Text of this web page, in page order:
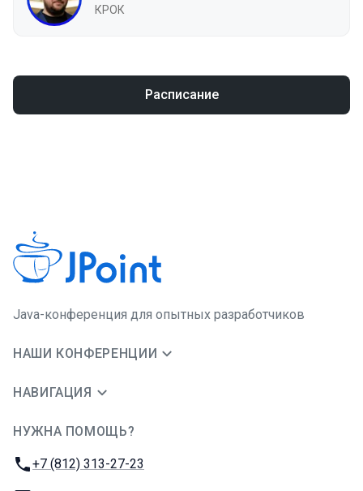
КРОК
Расписание
Java-конференция для опытных разработчиков
НАШИ КОНФЕРЕНЦИИ
НАВИГАЦИЯ
НУЖНА ПОМОЩЬ?
Телефон:
+7 (812) 313-27-23